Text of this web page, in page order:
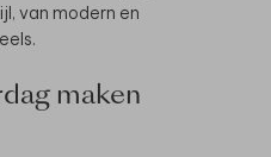
van modern en
maken